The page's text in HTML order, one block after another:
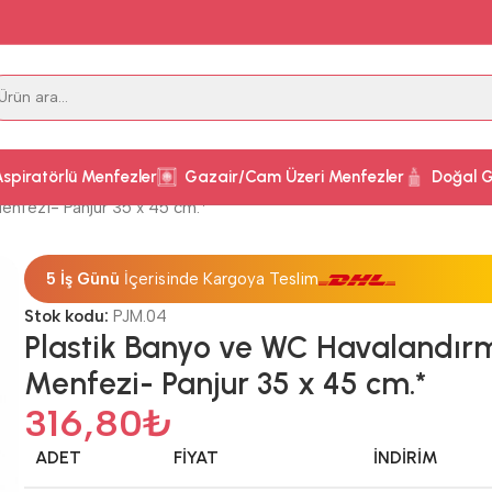
Menfezler Gazair/Cam Üzeri Menfezler
Doğal
Panjur 35 x 45 cm.*
5 İş Günü İçerisinde Kargoya Teslim
Stok kodu:PJM.04
Plastik Banyo ve WC
Menfezi- Panjur 35 x 45 cm.*
316,80₺
ADET FIYAT İNDIRIM